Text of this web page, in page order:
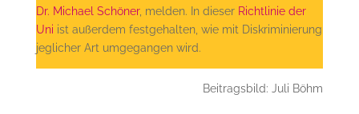
Dr. Michael Schöner, melden. In dieserRichtlinie der
Uni ist außerdem festgehalten, wie mit Diskriminierung
jeglicher Art umgegangen wird.
Beitragsbild: Juli Böhm